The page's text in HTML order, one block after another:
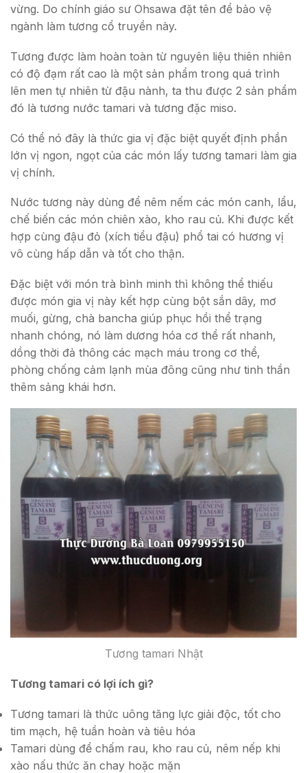
vừng. Do chính giáo sư Ohsawa đặt tên để bảo vệ
ngành làm tương cổ truyền này.
Tương được làm hoàn toàn từ nguyên liệu thiên nhiên
có độ đạm rất cao là một sản phẩm trong quá trình
lên men tự nhiên từ đậu nành, ta thu được 2 sản phẩm
đó là tương nước tamari và tương đặc miso.
Có thể nó đây là thức gia vị đặc biệt quyết định phần
lớn vị ngon, ngọt của các món lấy tương tamari làm gia
vị chính.
Nước tương này dùng để nêm nếm các món canh, lẩu,
chế biến các món chiên xào, kho rau củ. Khi được kết
hợp cùng đậu đỏ (xích tiểu đậu) phổ tai có hương vị
vô cùng hấp dẫn và tốt cho thận.
Đặc biệt với món trà bình minh thì không thể thiếu
được món gia vị này kết hợp cùng bột sắn dây, mơ
muối, gừng, chà bancha giúp phục hồi thể trạng
nhanh chóng, nó làm dương hóa cơ thể rất nhanh,
dồng thời đả thông các mạch máu trong cơ thể,
phòng chống cảm lạnh mùa đông cũng như tinh thần
thêm sảng khái hơn.
Tương tamari Nhật
Tương tamari có lợi ích gì?
Tương tamari là thức uông tăng lực giải độc, tốt cho
tim mạch, hệ tuần hoàn và tiêu hóa
Tamari dùng để chấm rau, kho rau củ, nêm nếp khi
xào nấu thức ăn chay hoặc mặn